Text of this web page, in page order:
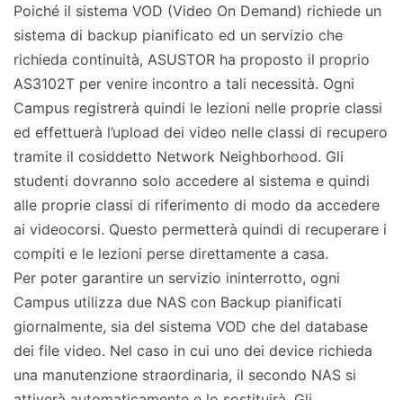
Poiché il sistema VOD (Video On Demand) richiede un
sistema di backup pianificato ed un servizio che
richieda continuità, ASUSTOR ha proposto il proprio
AS3102T per venire incontro a tali necessità. Ogni
Campus registrerà quindi le lezioni nelle proprie classi
ed effettuerà l’upload dei video nelle classi di recupero
tramite il cosiddetto Network Neighborhood. Gli
studenti dovranno solo accedere al sistema e quindi
alle proprie classi di riferimento di modo da accedere
ai videocorsi. Questo permetterà quindi di recuperare i
compiti e le lezioni perse direttamente a casa.
Per poter garantire un servizio ininterrotto, ogni
Campus utilizza due NAS con Backup pianificati
giornalmente, sia del sistema VOD che del database
dei file video. Nel caso in cui uno dei device richieda
una manutenzione straordinaria, il secondo NAS si